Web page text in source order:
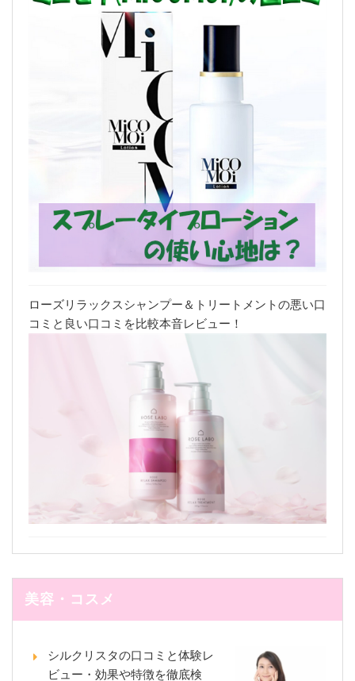
ローズリラックスシャンプー＆トリートメントの悪い口
コミと良い口コミを比較本音レビュー！
美容・コスメ
シルクリスタの口コミと体験レ
ビュー・効果や特徴を徹底検